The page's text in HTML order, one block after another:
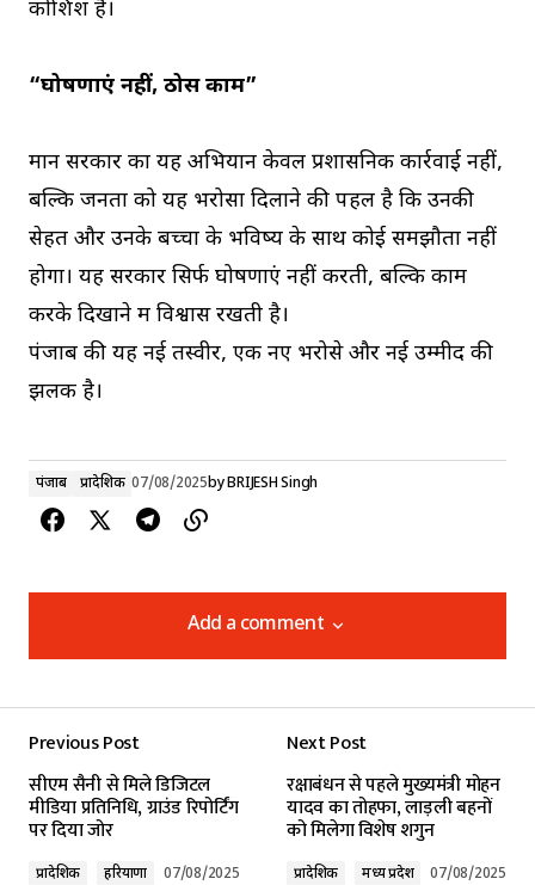
कोशिश है।
“घोषणाएं नहीं, ठोस काम”
मान सरकार का यह अभियान केवल प्रशासनिक कार्रवाई नहीं,
बल्कि जनता को यह भरोसा दिलाने की पहल है कि उनकी
सेहत और उनके बच्चों के भविष्य के साथ कोई समझौता नहीं
होगा। यह सरकार सिर्फ घोषणाएं नहीं करती, बल्कि काम
करके दिखाने में विश्वास रखती है।
पंजाब की यह नई तस्वीर, एक नए भरोसे और नई उम्मीद की
झलक है।
पंजाब प्रादेशिक 07/08/2025byBRIJESH Singh
Add a comment
Add a comment
Required fields are marked*
Previous Post
सीएम सैनी से मिले डिजिटल
मीडिया प्रतिनिधि, ग्राउंड रिपोर्टिंग
पर दिया जोर
प्रादेशिक हरियाणा 07/08/2025
Next Post
रक्षाबंधन से पहले मुख्यमंत्री मोहन
यादव का तोहफा, लाड़ली बहनों
को मिलेगा विशेष शगुन
प्रादेशिक मध्य प्रदेश 07/08/2025